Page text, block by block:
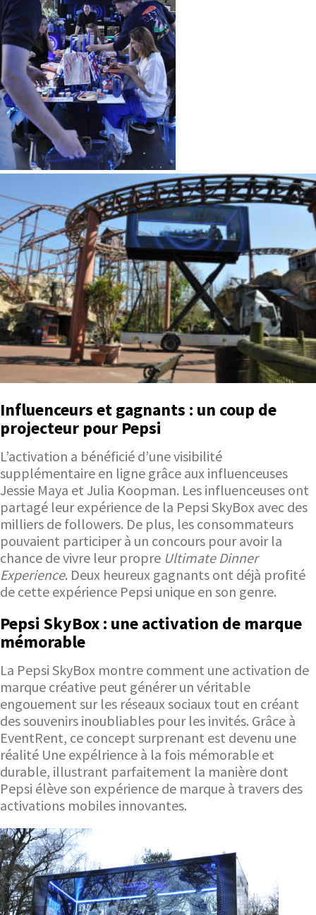
Influenceurs et gagnants : un coup de
projecteur pour Pepsi
L’activation a bénéficié d’une visibilité
supplémentaire en ligne grâce aux influenceuses
Jessie Maya et Julia Koopman. Les influenceuses ont
partagé leur expérience de la Pepsi SkyBox avec des
milliers de followers. De plus, les consommateurs
pouvaient participer à un concours pour avoir la
chance de vivre leur propre Ultimate Dinner
Experience. Deux heureux gagnants ont déjà profité
de cette expérience Pepsi unique en son genre.
Pepsi SkyBox : une activation de marque
mémorable
La Pepsi SkyBox montre comment une activation de
marque créative peut générer un véritable
engouement sur les réseaux sociaux tout en créant
des souvenirs inoubliables pour les invités. Grâce à
EventRent, ce concept surprenant est devenu une
réalité Une expélrience à la fois mémorable et
durable, illustrant parfaitement la manière dont
Pepsi élève son expérience de marque à travers des
activations mobiles innovantes.